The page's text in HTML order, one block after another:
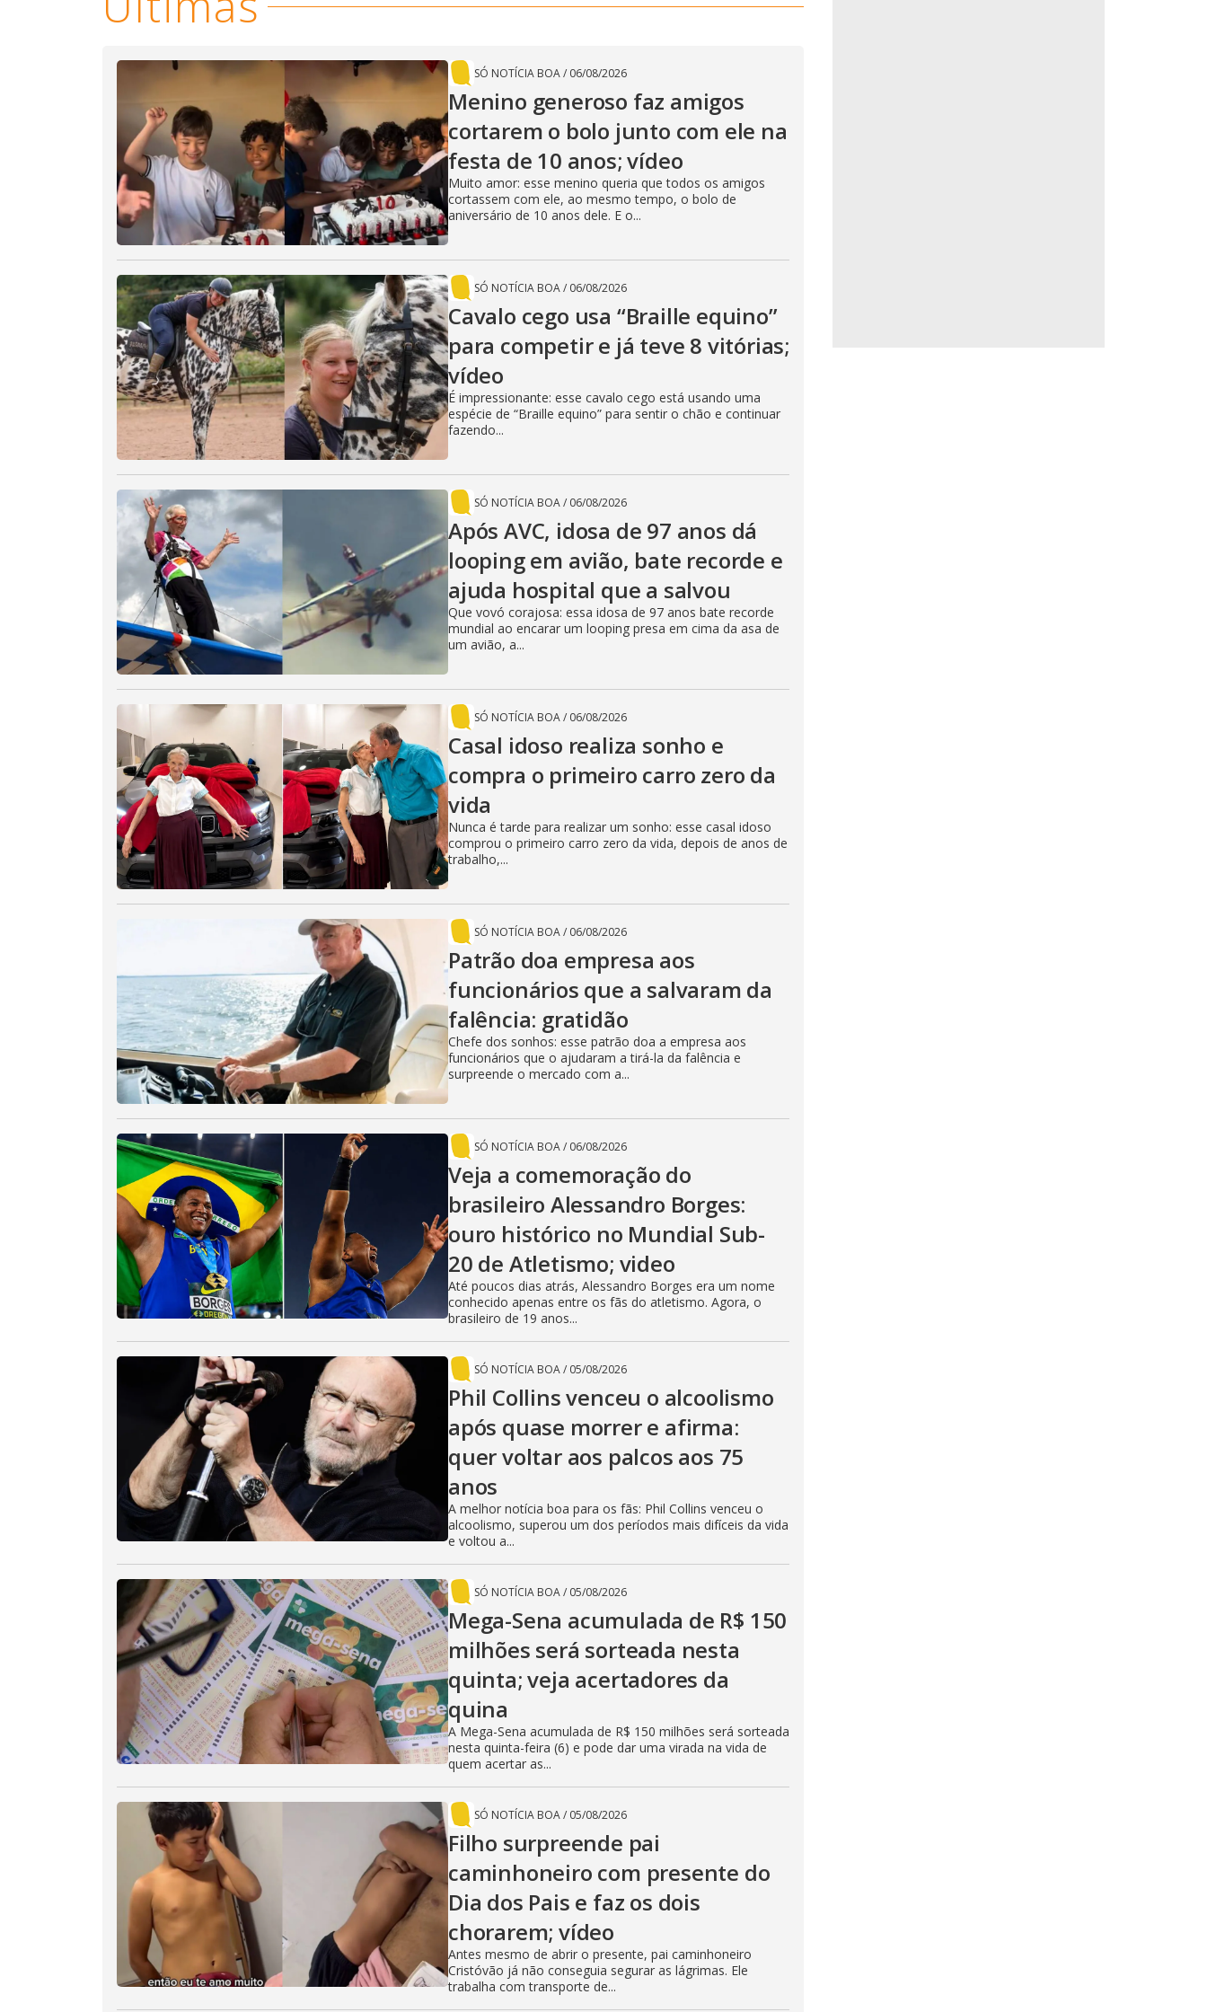
V
i
d
e
o
SÓ NOTÍCIA BOA/ 06/08/2026
Menino generoso faz amigos
cortarem o bolo junto com ele na
festa de 10 anos; vídeo
Muito amor: esse menino queria que todos os amigos
cortassem com ele, ao mesmo tempo, o bolo de
aniversário de 10 anos dele. E o...
SÓ NOTÍCIA BOA/ 06/08/2026
Cavalo cego usa “Braille equino”
para competir e já teve 8 vitórias;
vídeo
É impressionante: esse cavalo cego está usando uma
espécie de “Braille equino” para sentir o chão e continuar
fazendo...
SÓ NOTÍCIA BOA/ 06/08/2026
Após AVC, idosa de 97 anos dá
looping em avião, bate recorde e
ajuda hospital que a salvou
Que vovó corajosa: essa idosa de 97 anos bate recorde
mundial ao encarar um looping presa em cima da asa de
um avião, a...
SÓ NOTÍCIA BOA/ 06/08/2026
Casal idoso realiza sonho e
compra o primeiro carro zero da
vida
Nunca é tarde para realizar um sonho: esse casal idoso
comprou o primeiro carro zero da vida, depois de anos de
trabalho,...
SÓ NOTÍCIA BOA/ 06/08/2026
Patrão doa empresa aos
funcionários que a salvaram da
falência: gratidão
Chefe dos sonhos: esse patrão doa a empresa aos
funcionários que o ajudaram a tirá-la da falência e
surpreende o mercado com a...
SÓ NOTÍCIA BOA/ 06/08/2026
Veja a comemoração do
brasileiro Alessandro Borges:
ouro histórico no Mundial Sub-
20 de Atletismo; video
Até poucos dias atrás, Alessandro Borges era um nome
conhecido apenas entre os fãs do atletismo. Agora, o
brasileiro de 19 anos...
SÓ NOTÍCIA BOA/ 05/08/2026
Phil Collins venceu o alcoolismo
após quase morrer e afirma:
quer voltar aos palcos aos 75
anos
A melhor notícia boa para os fãs: Phil Collins venceu o
alcoolismo, superou um dos períodos mais difíceis da vida
e voltou a...
SÓ NOTÍCIA BOA/ 05/08/2026
Mega-Sena acumulada de R$ 150
milhões será sorteada nesta
quinta; veja acertadores da
quina
A Mega-Sena acumulada de R$ 150 milhões será sorteada
nesta quinta-feira (6) e pode dar uma virada na vida de
quem acertar as...
SÓ NOTÍCIA BOA/ 05/08/2026
Filho surpreende pai
caminhoneiro com presente do
Dia dos Pais e faz os dois
chorarem; vídeo
Antes mesmo de abrir o presente, pai caminhoneiro
Cristóvão já não conseguia segurar as lágrimas. Ele
trabalha com transporte de...